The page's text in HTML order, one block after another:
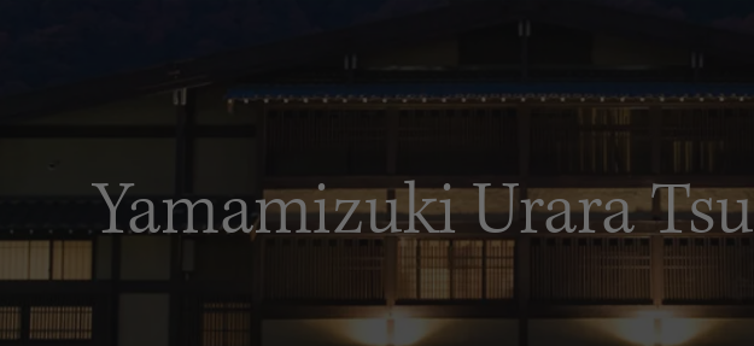
Yamamizuki Urara